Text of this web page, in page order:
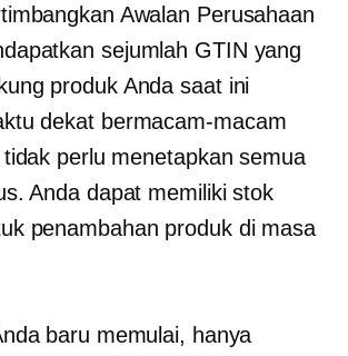
Awalan Perusahaan
sejumlah GTIN yang
produk Anda saat ini
dekatbermacam-macam
perlu menetapkan semua
Anda dapat memiliki stok
penambahan produk di masa
baru memulai, hanya